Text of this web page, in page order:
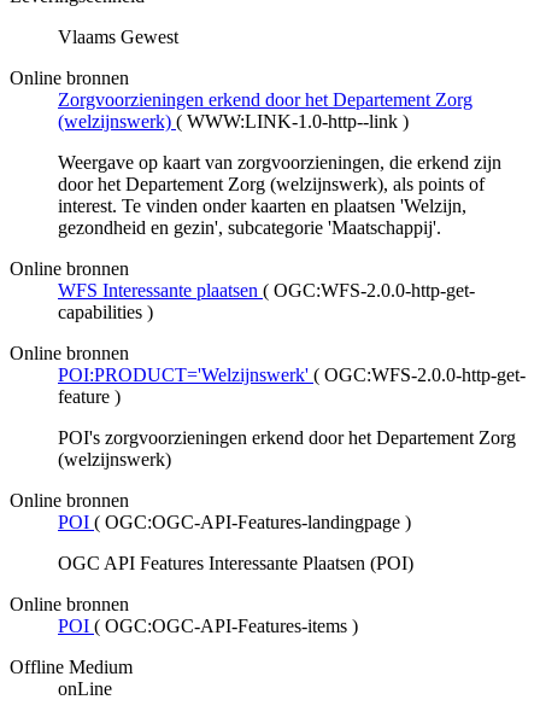
Vlaams Gewest
Online bronnen
Zorgvoorzieningen erkend door het Departement Zorg
(welzijnswerk) ( WWW:LINK-1.0-http--link )
Weergave op kaart van zorgvoorzieningen, die erkend zijn
door het Departement Zorg (welzijnswerk), als points of
interest. Te vinden onder kaarten en plaatsen 'Welzijn,
gezondheid en gezin', subcategorie 'Maatschappij'.
Online bronnen
WFS Interessante plaatsen ( OGC:WFS-2.0.0-http-get-
capabilities )
Online bronnen
POI:PRODUCT='Welzijnswerk' ( OGC:WFS-2.0.0-http-get-
feature )
POI's zorgvoorzieningen erkend door het Departement Zorg
(welzijnswerk)
Online bronnen
POI ( OGC:OGC-API-Features-landingpage )
OGC API Features Interessante Plaatsen (POI)
Online bronnen
POI ( OGC:OGC-API-Features-items )
Offline Medium
onLine